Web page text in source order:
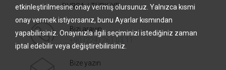
BURSA / TÜRKİYE
Bizi arayın
Bize yazın
etkinleştirilmesine onay vermiş olursunuz. Yalnızca kısmi
onay vermek istiyorsanız, bunu Ayarlar kısmından
yapabilirsiniz. Onayınızla ilgili seçiminizi istediğiniz zaman
iptal edebilir veya değiştirebilirsiniz.